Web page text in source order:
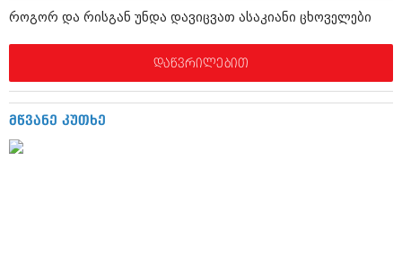
ავტორჩევები
ბიზნესსიახლეები
გვარები
გვარები
იუმორი
კალეიდოსკოპი
როგორ და რისგან უნდა დავიცვათ ასაკიანი ცხოველები
დაწვრილებით
მწვანე კუთხე